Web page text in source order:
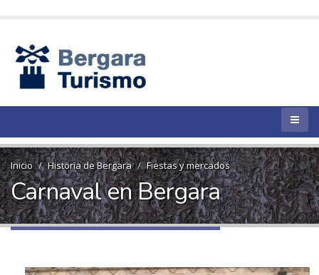
Inicio Historia de Bergara Fiestas y mercados
Carnaval en Bergara